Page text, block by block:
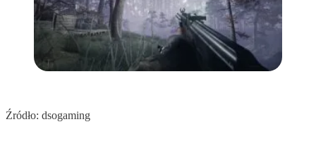
Źródło: dsogaming